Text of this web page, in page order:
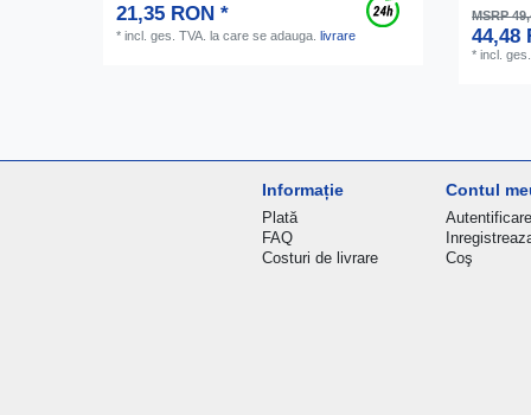
21,35 RON *
*incl. ges. TVA. la care se adauga.livrare
MSRP
44,48
*incl.
Informație
Plată
FAQ
Costuri de livrare
Contul
Coş